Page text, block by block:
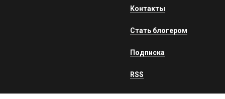
Контакты
Стать блогером
Подписка
RSS